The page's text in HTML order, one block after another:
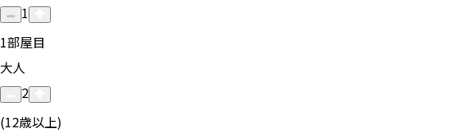
1
1部屋目
大人
2
(12歳以上)